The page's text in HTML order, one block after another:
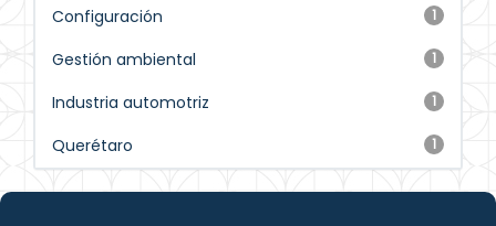
1
Configuración
1
Gestión ambiental
1
Industria automotriz
1
Querétaro